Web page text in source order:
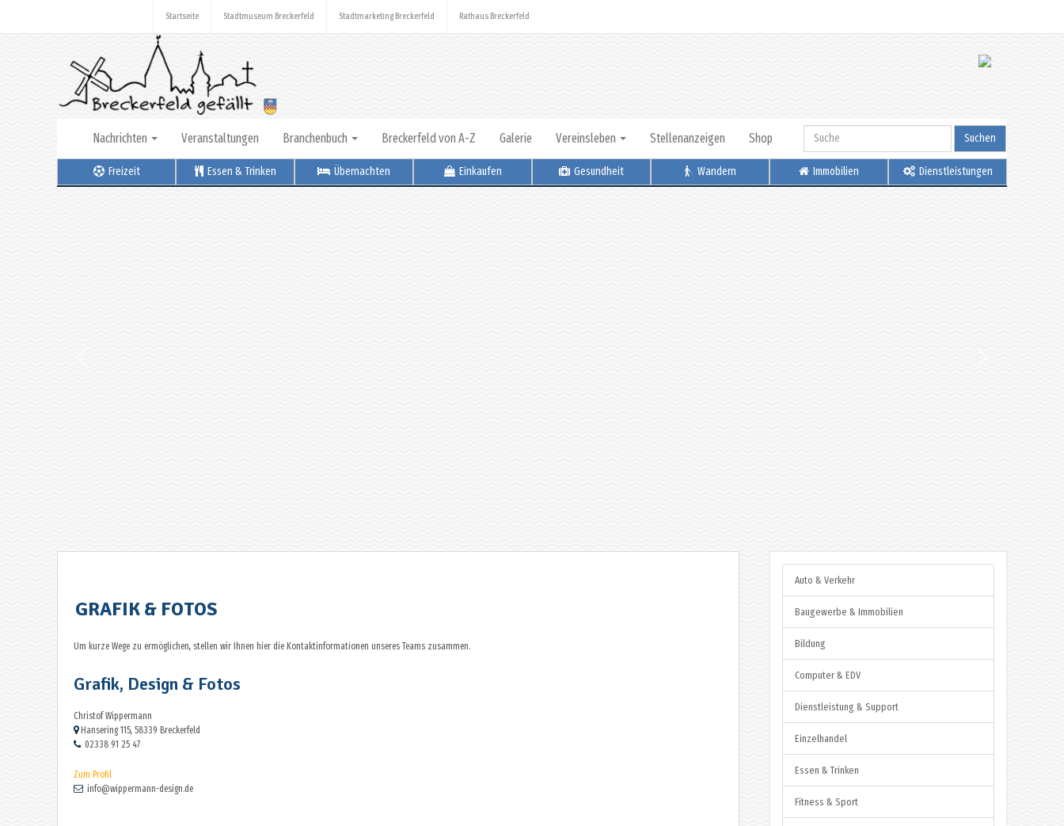
Startseite Stadtmuseum Breckerfeld Stadtmarketing Breckerfeld Rathaus Breckerfeld
Nachrichten Veranstaltungen Branchenbuch Breckerfeld von A-Z Galerie Vereinsleben Stellenanzeigen Shop Suchen
Freizeit Essen & Trinken Übernachten Einkaufen Gesundheit Wandern Immobilien Dienstleistungen
GRAFIK & FOTOS
Um kurze Wege zu ermöglichen, stellen wir Ihnen hier die Kontaktinformationen unseres Teams zusammen.
Grafik, Design & Fotos
Christof Wippermann
Hansering 115, 58339 Breckerfeld
02338 91 25 47
Zum Profil
info@wippermann-design.de
Auto & Verkehr
Baugewerbe & Immobilien
Bildung
Computer & EDV
Dienstleistung & Support
Einzelhandel
Essen & Trinken
Fitness & Sport